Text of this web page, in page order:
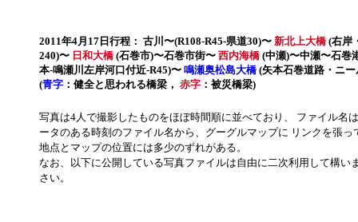
2011年4月17日行程： 古川〜(R108-R45-県道30)〜 新北上大橋 (右岸
240)〜 日和大橋 (石巻市)〜石巻市街〜 西内海橋 (中瀬)〜中瀬〜石巻
本-鳴瀬川左岸河口付近-R45)〜 鳴瀬奥松島大橋 (矢本石巻道路・ニ
(青字 ：健全と思われる橋梁， 赤字 ：被災橋梁)
写真は4人で撮影したものをほぼ時間順に並べており、 ファイル名
ータのある時刻のファイル名から、グーグルマップに リンクを張
地点とマップの位置には多少のずれがある。
なお、以下に公開している写真ファイルは自由に二次利用して構
さい。